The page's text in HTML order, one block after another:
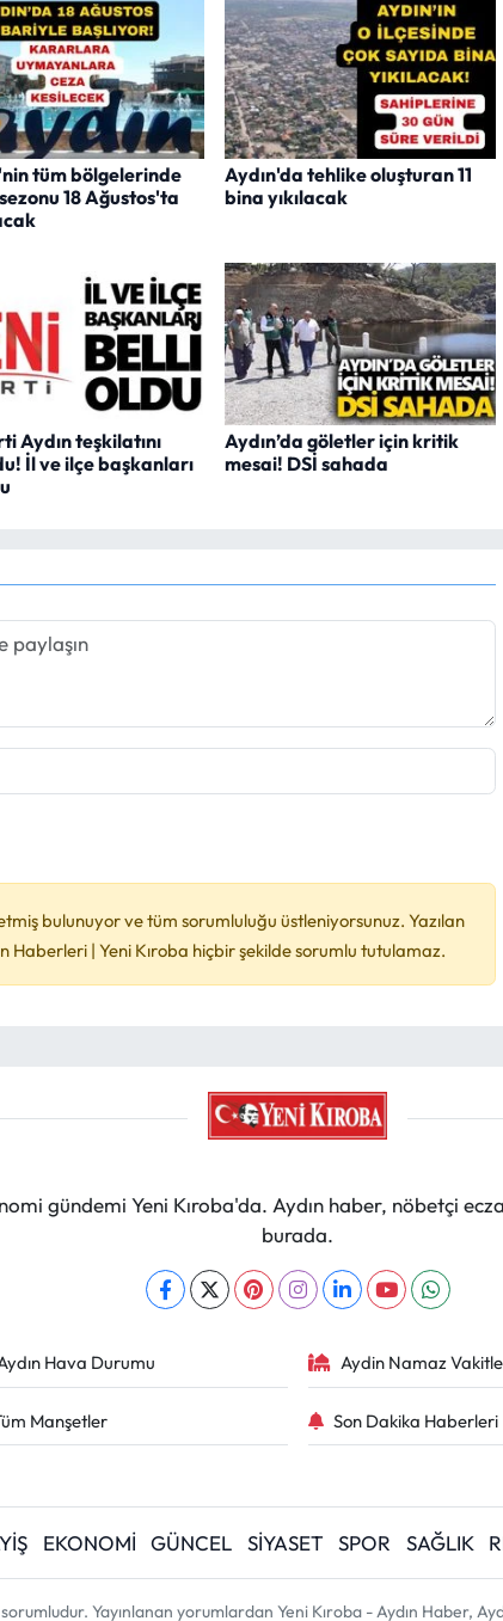
tüm bölgelerinde
18 Ağustos'ta
Aydın'da tehlike oluşturan 11
bina yıkılacak
Aydın teşkilatını
İl ve ilçe başkanları
Aydın’da göletler için kritik
mesai! DSİ sahada
bulunuyor ve tüm sorumluluğu üstleniyorsunuz. Yazılan
Haberleri | Yeni Kıroba hiçbir şekilde sorumlu tutulamaz.
gündemi Yeni Kıroba'da. Aydın haber, nöbetçi
burada.
Hava Durumu Aydin Namaz
Manşetler Son Dakika Haberleri
EKONOMİ GÜNCEL SİYASET SPOR SAĞLIK
Yayınlanan yorumlardan Yeni Kıroba - Aydın Haber,